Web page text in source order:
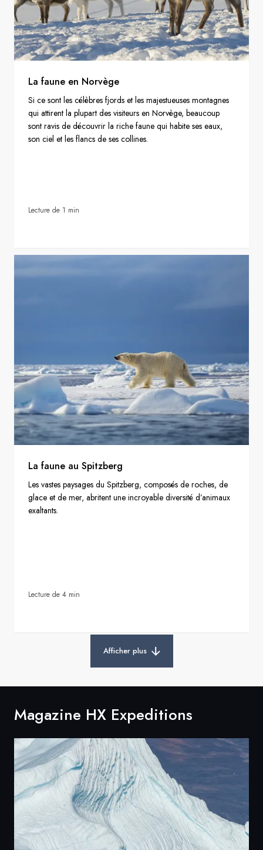
La faune en Norvège
Si ce sont les célèbres fjords et les majestueuses montagnes
qui attirent la plupart des visiteurs en Norvège, beaucoup
sont ravis de découvrir la riche faune qui habite ses eaux,
son ciel et les flancs de ses collines.
Lecture de 1 min
La faune au Spitzberg
Les vastes paysages du Spitzberg, composés de roches, de
glace et de mer, abritent une incroyable diversité d’animaux
exaltants.
Lecture de 4 min
Afficher plus
Magazine HX Expeditions